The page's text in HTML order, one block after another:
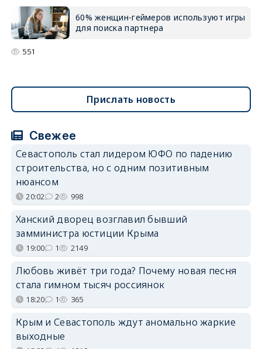
60% женщин-геймеров используют игры
для поиска партнера
551
Прислать новость
Свежее
Севастополь стал лидером ЮФО по падению
строительства, но с одним позитивным
нюансом
20:02 2 998
Ханский дворец возглавил бывший
замминистра юстиции Крыма
19:00 1 2149
Любовь живёт три года? Почему новая песня
стала гимном тысяч россиянок
18:20 1 365
Крым и Севастополь ждут аномально жаркие
выходные